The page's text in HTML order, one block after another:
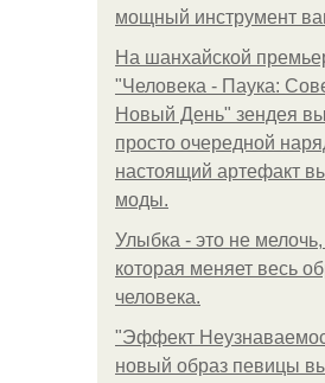
мощный инструмент
На шанхайской
"Человека - Паука:
Новый День" зендея
просто очередной
настоящий артефакт
моды.
Улыбка - это не мелочь,
которая меняет весь
человека.
"Эффект
новый образ певицы